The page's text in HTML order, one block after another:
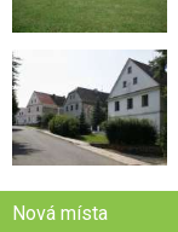
Nová místa